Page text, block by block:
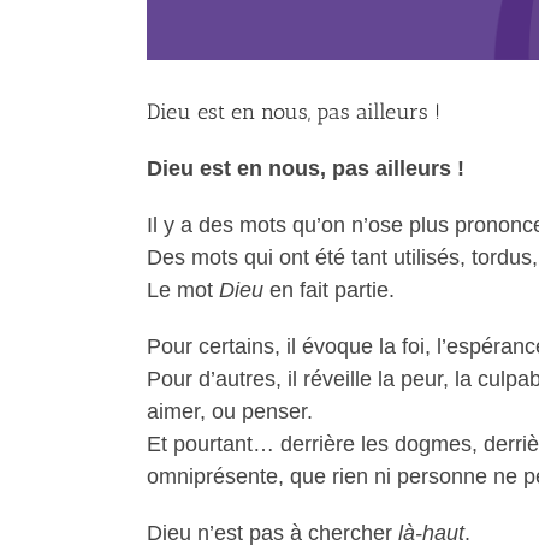
Dieu est en nous, pas ailleurs !
Dieu est en nous, pas ailleurs !
Il y a des mots qu’on n’ose plus
Des mots qui ont été tant utilisés,
Le mot Dieu en fait partie.
Pour certains, il évoque la foi,
Pour d’autres, il réveille la peur, la
aimer, ou penser.
Et pourtant… derrière les dogmes,
omniprésente, que rien ni personne ne
Dieu n’est pas à chercher là-haut.